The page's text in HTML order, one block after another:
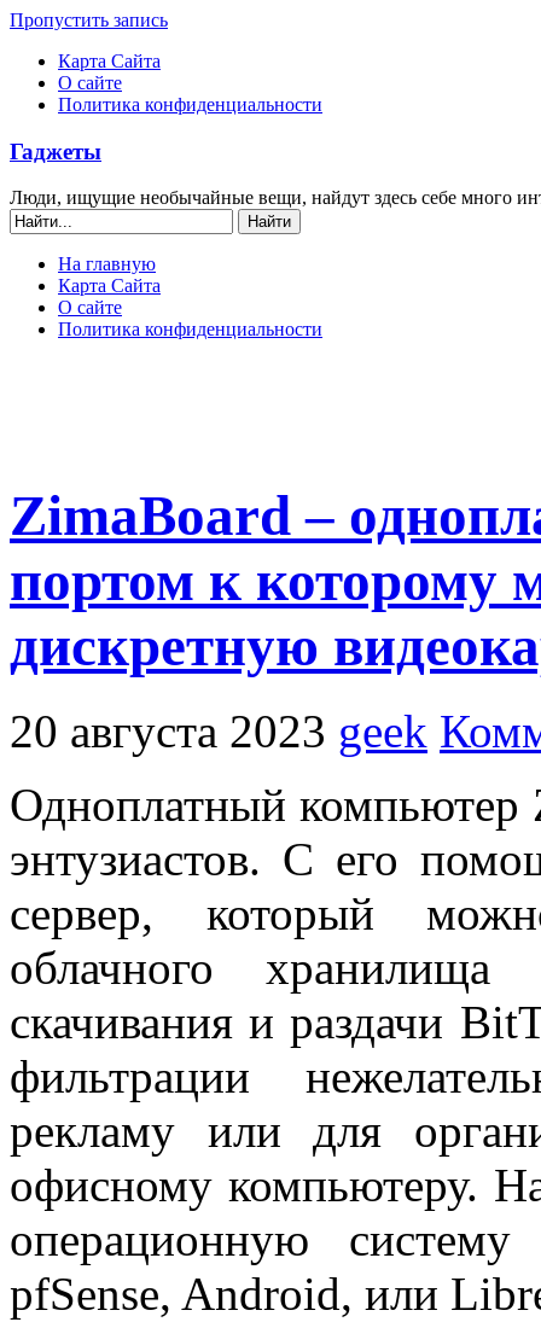
Пропустить запись
Карта Сайта
О сайте
Политика конфиденциальности
Гаджеты
Люди, ищущие необычайные вещи, найдут здесь себе много
На главную
Карта Сайта
О сайте
Политика конфиденциальности
ZimaBoard –
портом к которому
дискретную
20 августа 2023 geek
Одноплатный компьютер
энтузиастов. С его
сервер, который
облачного
скачивания и раздачи
фильтрации
рекламу или для
офисному компьютеру.
операционную
pfSense, Android, или